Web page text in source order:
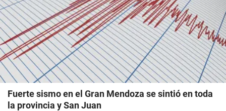
Fuerte sismo en el Gran Mendoza se sintió en toda
la provincia y San Juan